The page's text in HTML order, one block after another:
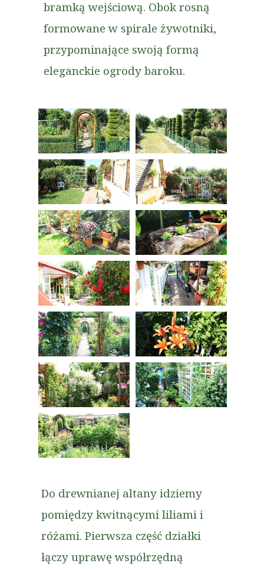
Do drewnianej altany idziemy
pomiędzy kwitnącymi liliami i
różami. Pierwsza część działki
łączy uprawę współrzędną
bramką wejściową. Obok rosną
formowane w spirale żywotniki,
przypominające swoją formą
eleganckie ogrody baroku.